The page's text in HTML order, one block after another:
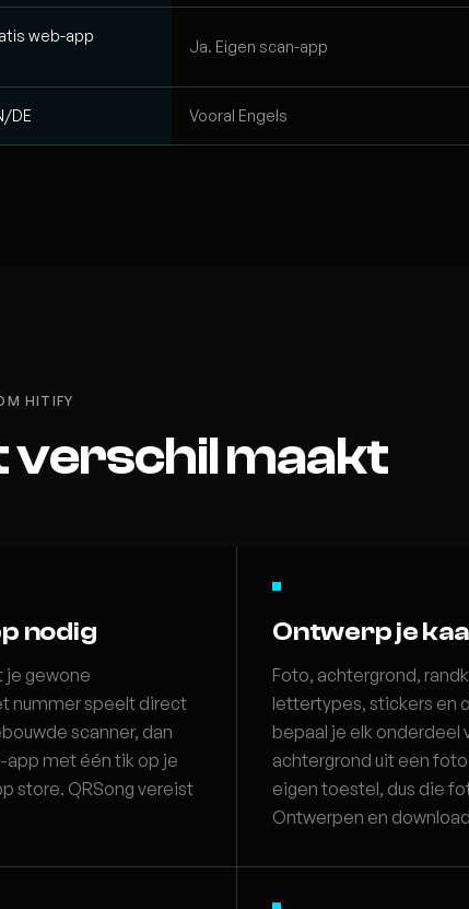
web-app
Ja. Eigen scan-app
DE Vooral Engels
HITIFY
verschil maakt
nodig
je gewone
nummer speelt direct
scanner, dan
met één tik op je
store. QRSong vereist
Ontwerp je
Foto, achtergrond,
lettertypes, stickers en
bepaal je elk onderdeel
achtergrond uit een
eigen toestel, dus die
Ontwerpen en